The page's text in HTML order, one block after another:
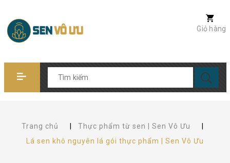
Giỏ hàng
Trang chủ Thực phẩm từ sen | Sen Vô Ưu
Lá sen khô nguyên lá gói thực phẩm | Sen Vô Ưu